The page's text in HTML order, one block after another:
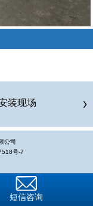
装现场
公司
号-7
短信咨询